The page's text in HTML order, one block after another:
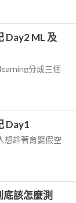
Day2 ML 及
分成三個
Day1
想趁著育嬰假空
該怎麼測